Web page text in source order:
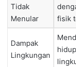
Tidak
Menular
fisik
Dampak
Lingkungan